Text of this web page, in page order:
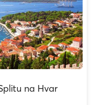
na Hvar